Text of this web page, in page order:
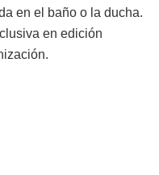
en el baño o la ducha.
en edición